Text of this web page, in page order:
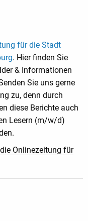
für die Stadt
. Hier finden Sie
& Informationen
Sie uns gerne
zu, denn durch
diese Berichte auch
Lesern (m/w/d)
Onlinezeitung für